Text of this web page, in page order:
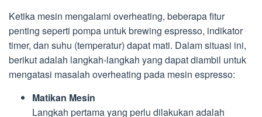
Ketika mesin mengalami overheating, beberapa fitur
penting seperti pompa untuk brewing espresso, indikator
timer, dan suhu (temperatur) dapat mati. Dalam situasi ini,
berikut adalah langkah-langkah yang dapat diambil untuk
mengatasi masalah overheating pada mesin espresso:
Matikan Mesin
Langkah pertama yang perlu dilakukan adalah